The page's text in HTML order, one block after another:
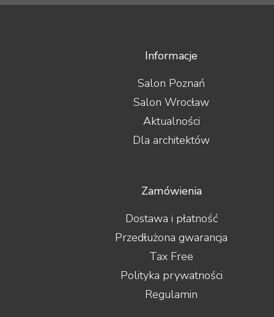
Informacje
Salon Poznań
Salon Wrocław
Aktualności
Dla architektów
Zamówienia
Dostawa i płatność
Przedłużona gwarancja
Tax Free
Polityka prywatności
Regulamin